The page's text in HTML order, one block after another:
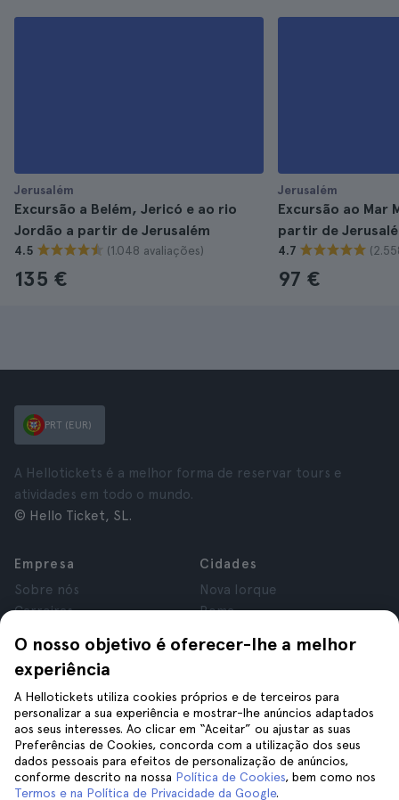
Jerusalém
Excursão a Belém, Jericó e ao rio
Jordão a partir de Jerusalém
4.5 (1.048 avaliações)
135 €
Jerusalém
Excursão ao Mar
partir de
4.7
97 €
O nosso objetivo é oferecer-lhe a melhor
experiência
A Hellotickets utiliza cookies próprios e de terceiros para
personalizar a sua experiência e mostrar-lhe anúncios adaptados
aos seus interesses. Ao clicar em “Aceitar” ou ajustar as suas
Preferências de Cookies, concorda com a utilização dos seus
dados pessoais para efeitos de personalização de anúncios,
conforme descrito na nossa Política de Cookies, bem como nos
Termos e na Política de Privacidade da Google.
PRT (EUR)
A Hellotickets é a melhor forma de reservar tours e
atividades em todo o mundo.
© Hello Ticket, SL.
Empresa
Sobre nós
Carreiras
Avaliações
Privacidade
Termos e Condições
Aviso Legal
Cookies
Cidades
Nova Iorque
Roma
Londres
Cracóvia
Tenerife
Ajuda Siga-nos